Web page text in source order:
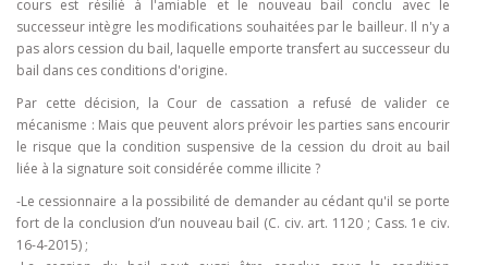
cours est résilié à l'amiable et le nouveau bail conclu avec le
successeur intègre les modifications souhaitées par le bailleur. Il n'y a
pas alors cession du bail, laquelle emporte transfert au successeur du
bail dans ces conditions d'origine.
Par cette décision, la Cour de cassation a refusé de valider ce
mécanisme : Mais que peuvent alors prévoir les parties sans encourir
le risque que la condition suspensive de la cession du droit au bail
liée à la signature soit considérée comme illicite ?
-Le cessionnaire a la possibilité de demander au cédant qu'il se porte
fort de la conclusion d’un nouveau bail (C. civ. art. 1120 ; Cass. 1e civ.
16-4-2015) ;